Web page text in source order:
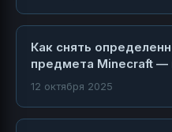
Как снять
предмета Minecraft —
12 октября 2025